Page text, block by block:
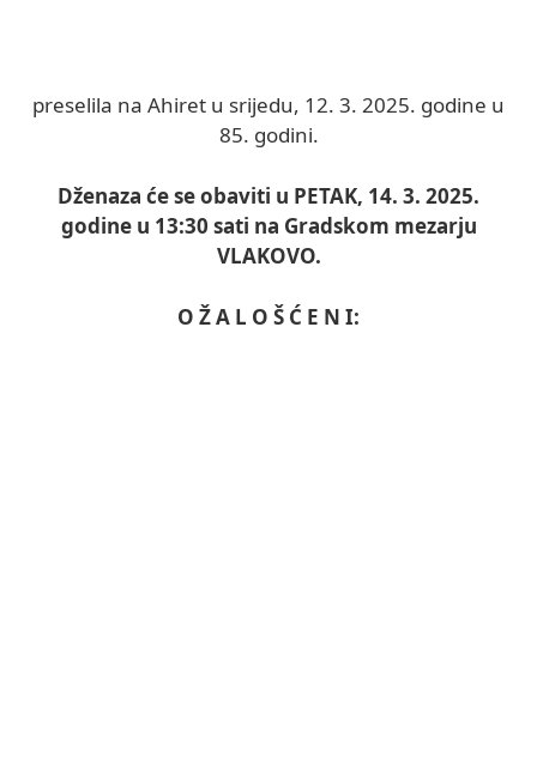
preselila na Ahiret u srijedu, 12. 3. 2025. godine u
85. godini.
Dženaza će se obaviti u PETAK, 14. 3. 2025.
godine u 13:30 sati na Gradskom mezarju
VLAKOVO.
O Ž A L O Š Ć E N I: